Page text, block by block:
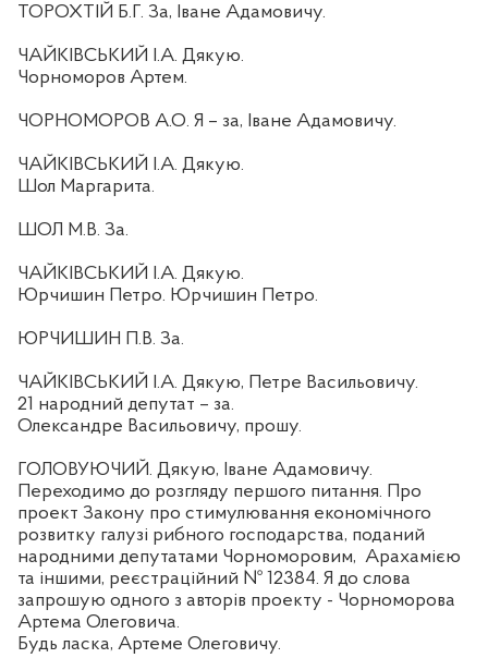
ТОРОХТІЙ Б.Г. За, Іване Адамовичу.
ЧАЙКІВСЬКИЙ І.А. Дякую.
Чорноморов Артем.
ЧОРНОМОРОВ А.О. Я – за, Іване Адамовичу.
ЧАЙКІВСЬКИЙ І.А. Дякую.
Шол Маргарита.
ШОЛ М.В. За.
ЧАЙКІВСЬКИЙ І.А. Дякую.
Юрчишин Петро. Юрчишин Петро.
ЮРЧИШИН П.В. За.
ЧАЙКІВСЬКИЙ І.А. Дякую, Петре Васильовичу.
21 народний депутат – за.
Олександре Васильовичу, прошу.
ГОЛОВУЮЧИЙ. Дякую, Іване Адамовичу.
Переходимо до розгляду першого питання. Про
проект Закону про стимулювання економічного
розвитку галузі рибного господарства, поданий
народними депутатами Чорноморовим, Арахамією
та іншими, реєстраційний № 12384. Я до слова
запрошую одного з авторів проекту - Чорноморова
Артема Олеговича.
Будь ласка, Артеме Олеговичу.